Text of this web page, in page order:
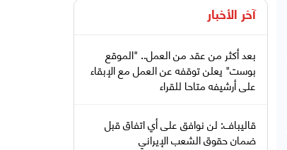
آخر الأخبار
بعد أكثر من عقد من العمل.. "الموقع
بوست" يعلن توقفه عن العمل مع الإبقاء
على أرشيفه متاحا للقراء
قاليباف: لن نوافق على أي اتفاق قبل
ضمان حقوق الشعب الإيراني